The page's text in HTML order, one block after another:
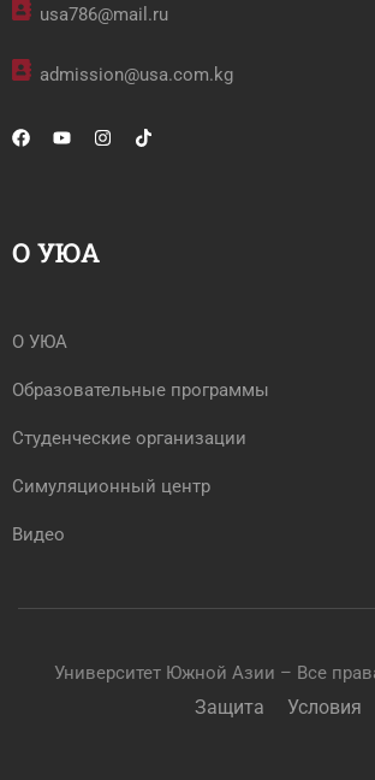
usa786@mail.ru
admission@usa.com.kg
О УЮА
О УЮА
Образовательные программы
Студенческие организации
Симуляционный центр
Видео
Университет Южной Азии – Все
Защита Условия